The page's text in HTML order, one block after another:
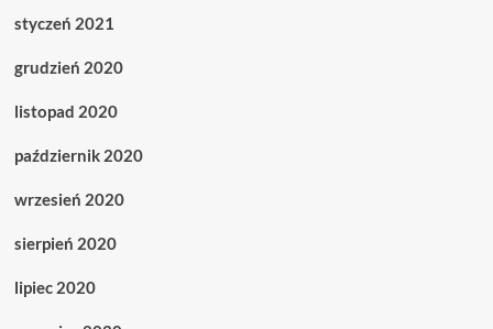
styczeń 2021
grudzień 2020
listopad 2020
październik 2020
wrzesień 2020
sierpień 2020
lipiec 2020